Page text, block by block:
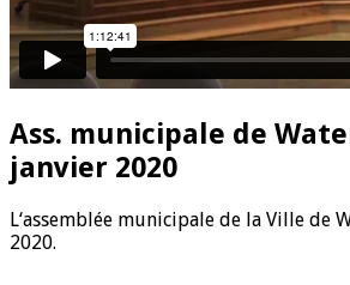
Ass. municipale de
janvier 2020
L‘assemblée municipale de la Ville de
2020.